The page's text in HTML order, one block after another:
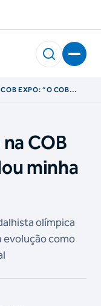
EXPO: “O COB
COB
minha
olímpica
evolução como